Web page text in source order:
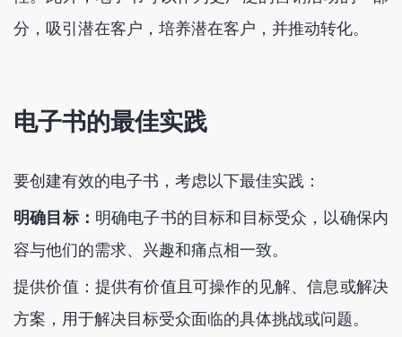
分，吸引潜在客户，培养潜在客户，并推动转化。
电子书的最佳实践
要创建有效的电子书，考虑以下最佳实践：
明确目标： 明确电子书的目标和目标受众，以确保内
容与他们的需求、兴趣和痛点相一致。
提供价值：提供有价值且可操作的见解、信息或解决
方案，用于解决目标受众面临的具体挑战或问题。